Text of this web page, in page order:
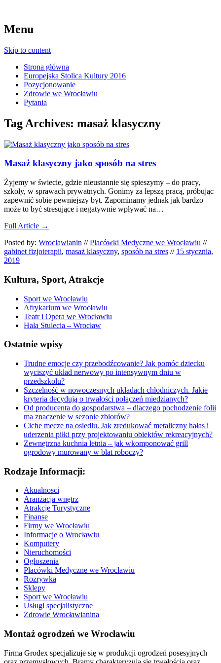
Menu
Skip to content
Strona główna
Europejska Stolica Kultury 2016
Pozycjonowanie
Zdrowie we Wrocławiu
Pytania
Tag Archives: masaż klasyczny
Masaż klasyczny jako sposób na stres
Żyjemy w świecie, gdzie nieustannie się spieszymy – do pracy,
szkoły, w sprawach prywatnych. Gonimy za lepszą pracą, próbując
zapewnić sobie pewniejszy byt. Zapominamy jednak jak bardzo
może to być stresujące i negatywnie wpływać na…
Full Article →
Posted by: Wroclawianin // Placówki Medyczne we Wrocławiu //
gabinet fizjoterapii, masaż klasyczny, sposób na stres // 15 stycznia,
2019
Kultura, Sport, Atrakcje
Sport we Wrocławiu
Afrykarium we Wrocławiu
Teatr i Opera we Wrocławiu
Hala Stulecia – Wrocław
Ostatnie wpisy
Trudne emocje czy przebodźcowanie? Jak pomóc dziecku
wyciszyć układ nerwowy po intensywnym dniu w
przedszkolu?
Szczelność w nowoczesnych układach chłodniczych. Jakie
kryteria decydują o trwałości połączeń miedzianych?
Od producenta do gospodarstwa – dlaczego pochodzenie folii
ma znaczenie w sezonie zbiorów?
Ciche mecze na osiedlu. Jak zredukować metaliczny hałas i
uderzenia piłki przy projektowaniu obiektów rekreacyjnych?
Zewnętrzna kuchnia letnia – jak wkomponować grill
ogrodowy murowany w blat roboczy?
Rodzaje Informacji:
Akualnosci
Aranżacja wnętrz
Atrakcje Turystyczne
Finanse
Firmy we Wrocławiu
Informacje o Wrocławiu
Komputery
Nieruchomości
Ogłoszenia
Placówki Medyczne we Wrocławiu
Rozrywka
Sklepy
Sport we Wrocławiu
Usługi specjalistyczne
Zdrowie Wrocławianina
Montaż ogrodzeń we Wrocławiu
Firma Grodex specjalizuje się w produkcji ogrodzeń posesyjnych